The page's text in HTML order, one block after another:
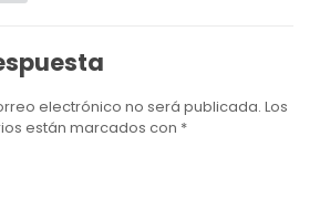
electrónico no será publicada. Los
están marcados con *